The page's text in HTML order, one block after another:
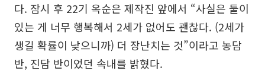
다. 잠시 후 22기 옥순은 제작진 앞에서 “사실은 둘이
있는 게 너무 행복해서 2세가 없어도 괜찮다. (2세가
생길 확률이 낮으니까) 더 장난치는 것”이라고 농담
반, 진담 반이었던 속내를 밝혔다.